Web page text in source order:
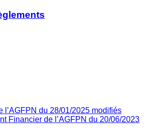
l’AGFPN du 28/01/2025 modifiés
Financier de l’AGFPN du 20/06/2023